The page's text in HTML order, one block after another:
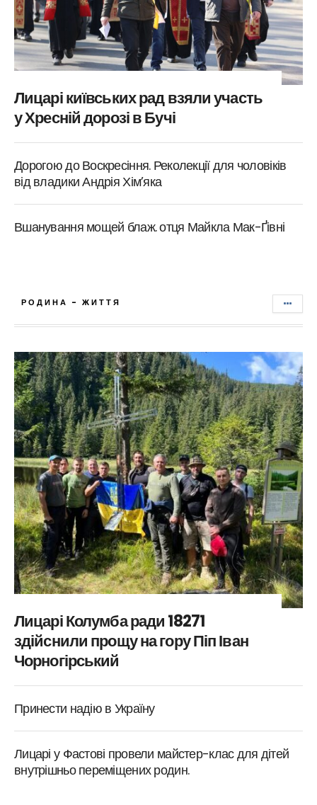
Лицарі київських рад взяли участь
у Хресній дорозі в Бучі
Дорогою до Воскресіння. Реколекції для чоловіків
від владики Андрія Хім’яка
Вшанування мощей блаж. отця Майкла Мак-Ґівні
РОДИНА - ЖИТТЯ
Лицарі Колумба ради 18271
здійснили прощу на гору Піп Іван
Чорногірський
Принести надію в Україну
Лицарі у Фастові провели майстер-клас для дітей
внутрішньо переміщених родин.